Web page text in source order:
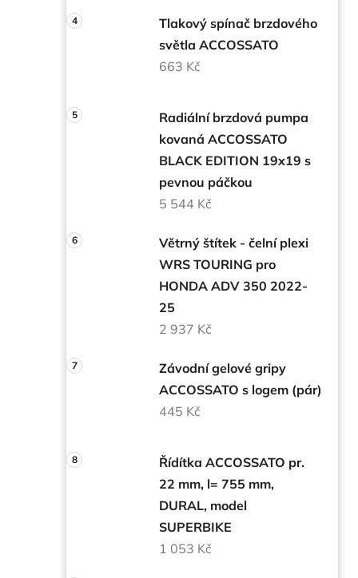
Tlakový spínač brzdového
světla ACCOSSATO
663 Kč
Radiální brzdová pumpa
kovaná ACCOSSATO
BLACK EDITION 19x19 s
pevnou páčkou
5 544 Kč
Větrný štítek - čelní plexi
WRS TOURING pro
HONDA ADV 350 2022-
25
2 937 Kč
Závodní gelové gripy
ACCOSSATO s logem (pár)
445 Kč
Řídítka ACCOSSATO pr.
22 mm, l= 755 mm,
DURAL, model
SUPERBIKE
1 053 Kč